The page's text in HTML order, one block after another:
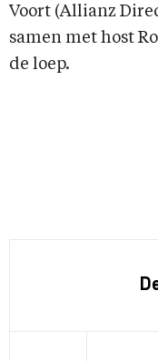
Voort (Allianz
samen met host
de loep.